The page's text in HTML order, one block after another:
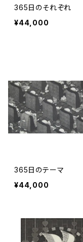
365日のそれぞれ
¥44,000
365日のテーマ
¥44,000